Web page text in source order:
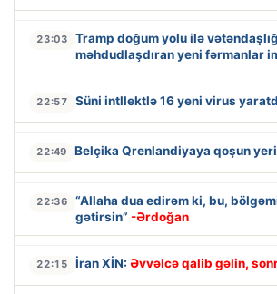
23:03
Tramp doğum yolu ilə
məhdudlaşdıran yeni fərmanlar
22:57 Süni intllektlə 16 yeni virus
22:49 Belçika Qrenlandiyaya qoşun
22:36
“Allaha dua edirəm ki, bu,
gətirsin” -Ərdoğan
22:15 İran XİN: Əvvəlcə qalib gəlin,